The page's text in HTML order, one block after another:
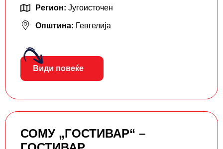
Регион: Југоисточен
Општина: Гевгелија
Види повеќе
СОМУ „ГОСТИВАР“ –